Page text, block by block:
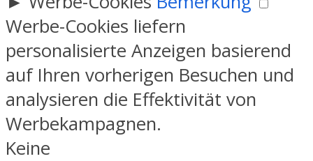
Werbe-Cookies liefern
personalisierte Anzeigen basierend
auf Ihren vorherigen Besuchen und
analysieren die Effektivität von
Werbekampagnen.
Keine